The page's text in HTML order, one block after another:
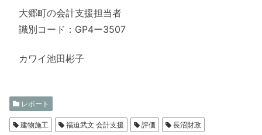
大郷町の会計支援担当者
識別コード：GP4ー3507
カワイ池田彬子
レポート
建物施工 福迫武文 会計支援 評価 長沼財政